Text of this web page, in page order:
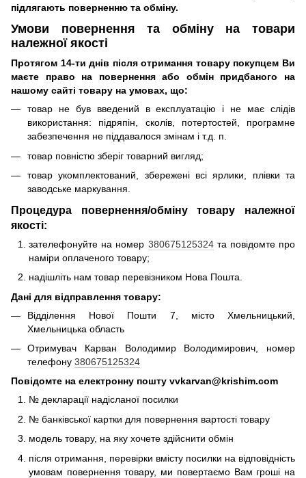
підлягають поверненню та обміну.
Умови повернення та обміну на товари
належної якості
Протягом 14-ти днів після отримання товару покупцем Ви
маєте право на повернення або обмін придбаного на
нашому сайті товару на умовах, що:
товар не був введений в експлуатацію і не має слідів
використання: підряпін, сколів, потертостей, програмне
забезпечення не піддавалося змінам і т.д. п.
товар повністю зберіг товарний вигляд;
товар укомплектований, збережені всі ярлики, плівки та
заводське маркування.
Процедура повернення/обміну товару належної
якості:
зателефонуйте на номер 380675125324та повідомте про
наміри оплаченого товару;
надішліть нам товар перевізником Нова Пошта.
Дані для відправлення товару:
Відділення Нової Пошти 7, місто Хмельницький,
Хмельницька область
Отримувач Карван Володимир Володимирович, номер
телефону 380675125324
Повідомте на електронну пошту vvkarvan@krishim.com
№ декларації надісланої посилки
№ банківської картки для повернення вартості товару
модель товару, на яку хочете здійснити обмін
після отримання, перевірки вмісту посилки на відповідність
умовам повернення товару, ми повертаємо Вам гроші на